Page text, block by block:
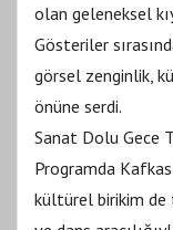
olan geleneksel
Gösteriler
görsel zenginlik,
önüne serdi.
Sanat Dolu Gece
Programda
kültürel birikim de